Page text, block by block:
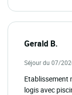
Gerald B.
Séjour du 07/
Etablissement
logis avec